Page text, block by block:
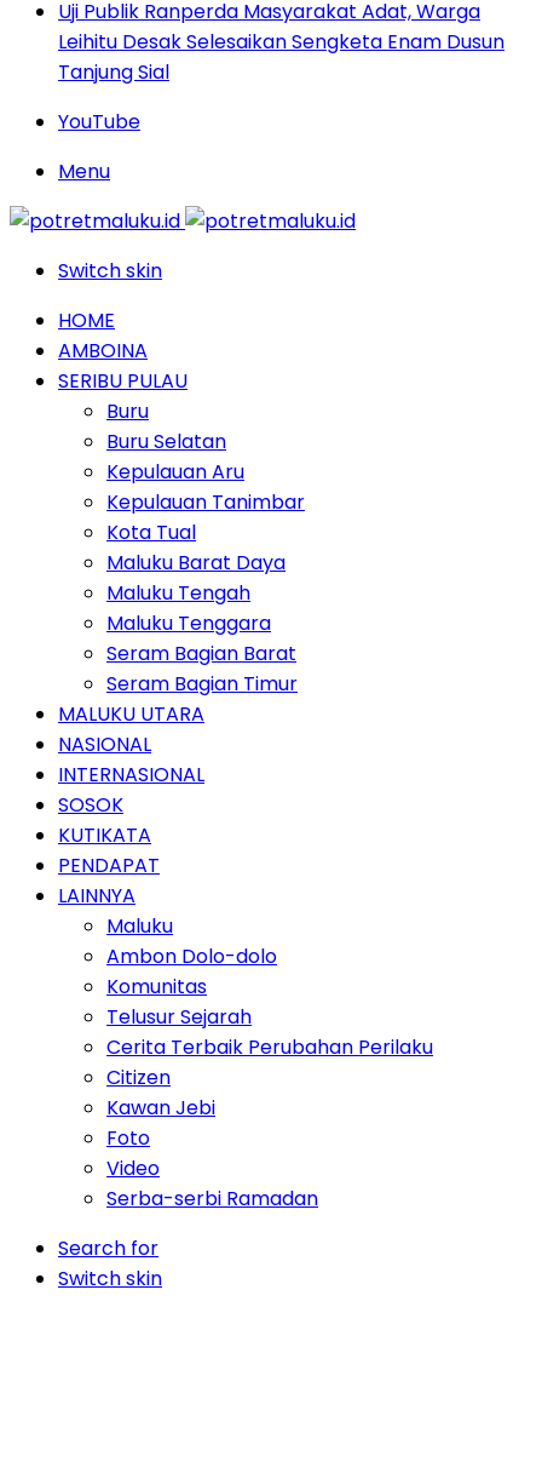
Uji Publik Ranperda Masyarakat Adat, Warga
Leihitu Desak Selesaikan Sengketa Enam Dusun
Tanjung Sial
YouTube
Menu
Switch skin
HOME
AMBOINA
SERIBU PULAU
Buru
Buru Selatan
Kepulauan Aru
Kepulauan Tanimbar
Kota Tual
Maluku Barat Daya
Maluku Tengah
Maluku Tenggara
Seram Bagian Barat
Seram Bagian Timur
MALUKU UTARA
NASIONAL
INTERNASIONAL
SOSOK
KUTIKATA
PENDAPAT
LAINNYA
Maluku
Ambon Dolo-dolo
Komunitas
Telusur Sejarah
Cerita Terbaik Perubahan Perilaku
Citizen
Kawan Jebi
Foto
Video
Serba-serbi Ramadan
Search for
Switch skin